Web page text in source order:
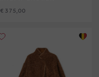
€ 375,00